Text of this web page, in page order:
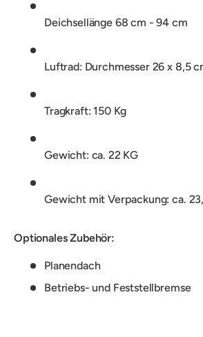
Deichsellänge 68 cm - 94 cm
Luftrad: Durchmesser 26 x 8,5
Tragkraft: 150 Kg
Gewicht: ca. 22 KG
Gewicht mit Verpackung: ca.
Optionales Zubehör:
Planendach
Betriebs- und Feststellbremse